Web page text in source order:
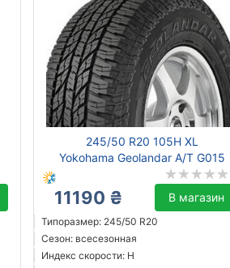
245/50 R20 105H XL
Yokohama Geolandar A/T G015
11190 ₴ В магазин
Типоразмер: 245/50 R20
Сезон: всесезонная
Индекс скорости: H